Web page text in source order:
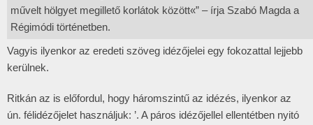
művelt hölgyet megillető korlátok között«” – írja Szabó Magda a
Régimódi történetben.
Vagyis ilyenkor az eredeti szöveg idézőjelei egy fokozattal lejjebb
kerülnek.
Ritkán az is előfordul, hogy háromszintű az idézés, ilyenkor az
ún. félidézőjelet használjuk: ’. A páros idézőjellel ellentétben nyitó